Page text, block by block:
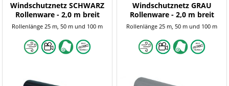
Windschutznetz SCHWARZ
Rollenware - 2,0 m breit
Rollenlänge 25 m, 50 m und 100 m
Windschutznetz GRAU
Rollenware - 2,0 m breit
Rollenlänge 25 m, 50 m und 100 m